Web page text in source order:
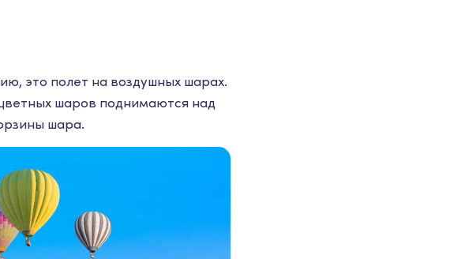
это полет на воздушных шарах.
шаров поднимаются над
шара.